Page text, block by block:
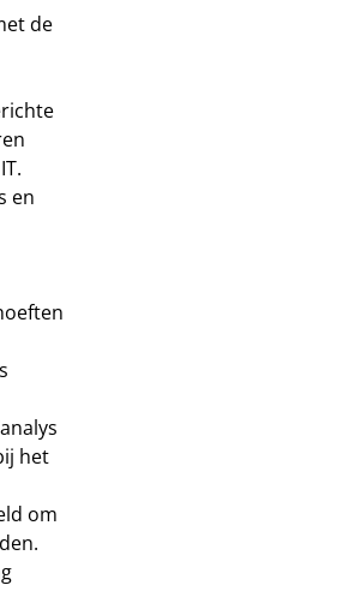
de
en
het
om